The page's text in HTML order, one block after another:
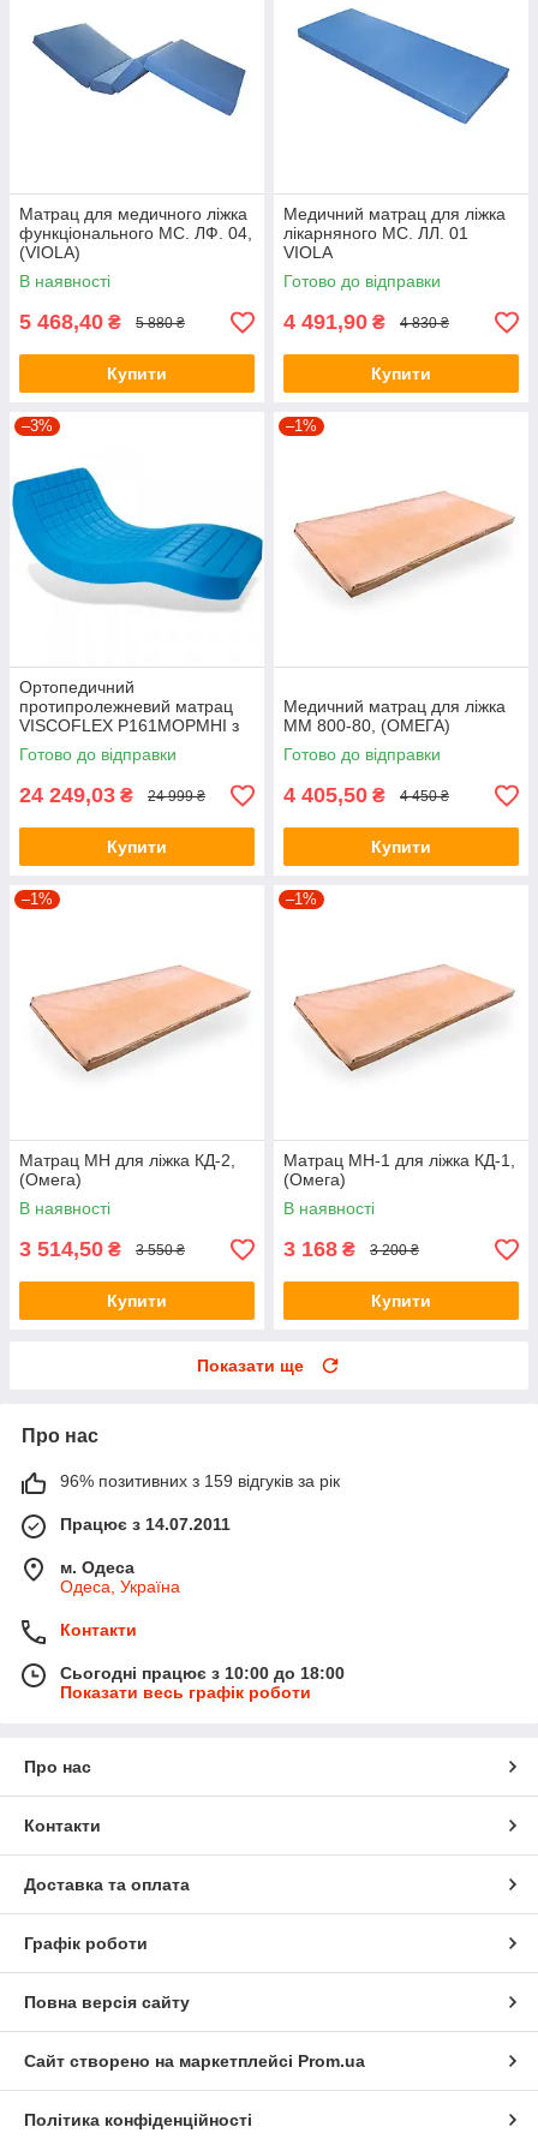
Матрац для медичного ліжка
функціонального МС. ЛФ. 04,
(VIOLA)
В наявності
5 468,40 ₴ 5 880 ₴
Купити
Медичний матрац для ліжка
лікарняного MС. ЛЛ. 01
VIOLA
Готово до відправки
4 491,90 ₴ 4 830 ₴
Купити
–3%
Ортопедичний
протипролежневий матрац
VISCOFLEX P161MOPMHI з
ефектом памʼяті, 199×88×14
см (Франція)
Готово до відправки
24 249,03 ₴ 24 999 ₴
Купити
–1%
Медичний матрац для ліжка
ММ 800-80, (ОМЕГА)
Готово до відправки
4 405,50 ₴ 4 450 ₴
Купити
–1%
Матрац MH для ліжка КД-2,
(Омега)
В наявності
3 514,50 ₴ 3 550 ₴
Купити
–1%
Матрац MH-1 для ліжка КД-1,
(Омега)
В наявності
3 168 ₴ 3 200 ₴
Купити
Показати ще
Про нас
96% позитивних з 159 відгуків за рік
Працює з 14.07.2011
м. Одеса
Одеса, Україна
Контакти
Сьогодні працює з 10:00 до 18:00
Показати весь графік роботи
Про нас
Контакти
Доставка та оплата
Графік роботи
Повна версія сайту
Сайт створено на маркетплейсі Prom.ua
Політика конфіденційності